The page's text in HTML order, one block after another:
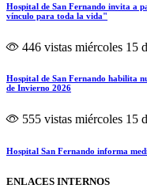
Hospital de San Fernando invita a
vínculo para toda la vida"
446 vistas miércoles 15
Hospital de San Fernando habilita
de Invierno 2026
555 vistas miércoles 15
Hospital San Fernando informa
ENLACES INTERNOS